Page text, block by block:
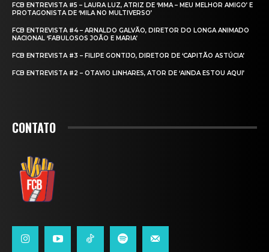
FCB ENTREVISTA #5 – LAURA LUZ, ATRIZ DE ‘MMA – MEU MELHOR AMIGO’ E
PROTAGONISTA DE ‘MILA NO MULTIVERSO’
FCB ENTREVISTA #4 – ARNALDO GALVÃO, DIRETOR DO LONGA ANIMADO
NACIONAL ‘FABULOSOS JOÃO E MARIA’
FCB ENTREVISTA #3 – FILIPE GONTIJO, DIRETOR DE ‘CAPITÃO ASTÚCIA’
FCB ENTREVISTA #2 – OTAVIO LINHARES, ATOR DE ‘AINDA ESTOU AQUI’
CONTATO